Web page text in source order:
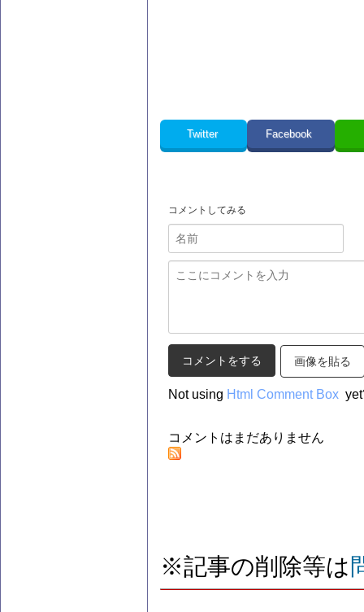
Twitter Facebook
コメントしてみる
画像を貼る
Not using Html Comment Box
コメントはまだありません
※記事の削除等は